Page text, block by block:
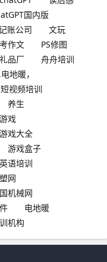
国内版
账公司
文玩
作文
PS修图
礼品厂
舟舟培训
地暖，
短视频培训
养生
戏
戏大全
游戏盒子
英语培训
网
机械网
电地暖
机构